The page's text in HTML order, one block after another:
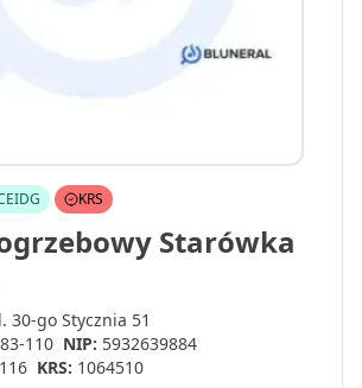
KRS
Starówka
30-go Stycznia 51
83-110 NIP: 5932639884
KRS: 1064510